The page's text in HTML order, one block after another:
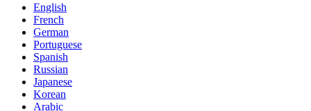
English
French
German
Portuguese
Spanish
Russian
Japanese
Korean
Arabic